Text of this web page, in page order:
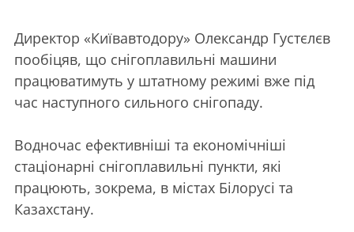
Директор «Київавтодору» Олександр Густєлєв
пообіцяв, що снігоплавильні машини
працюватимуть у штатному режимі вже під
час наступного сильного снігопаду.
Водночас ефективніші та економічніші
стаціонарні снігоплавильні пункти, які
працюють, зокрема, в містах Білорусі та
Казахстану.